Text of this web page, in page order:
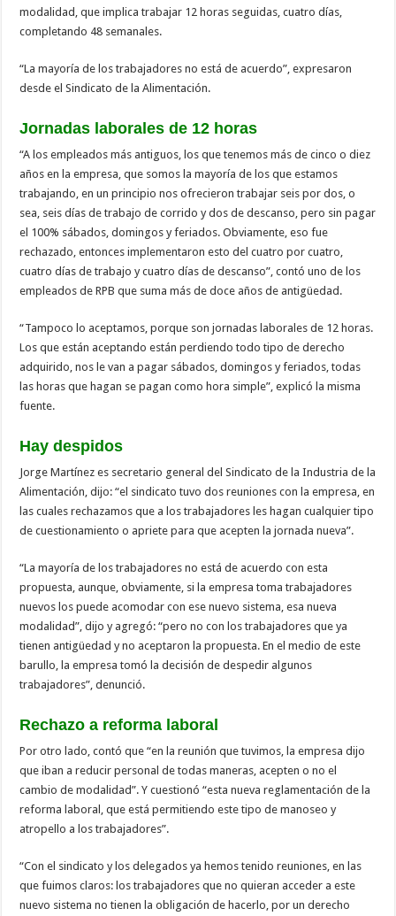
modalidad, que implica trabajar 12 horas seguidas, cuatro días,
completando 48 semanales.
“La mayoría de los trabajadores no está de acuerdo”, expresaron
desde el Sindicato de la Alimentación.
Jornadas laborales de 12 horas
“A los empleados más antiguos, los que tenemos más de cinco o diez
años en la empresa, que somos la mayoría de los que estamos
trabajando, en un principio nos ofrecieron trabajar seis por dos, o
sea, seis días de trabajo de corrido y dos de descanso, pero sin pagar
el 100% sábados, domingos y feriados. Obviamente, eso fue
rechazado, entonces implementaron esto del cuatro por cuatro,
cuatro días de trabajo y cuatro días de descanso”, contó uno de los
empleados de RPB que suma más de doce años de antigüedad.
“Tampoco lo aceptamos, porque son jornadas laborales de 12 horas.
Los que están aceptando están perdiendo todo tipo de derecho
adquirido, nos le van a pagar sábados, domingos y feriados, todas
las horas que hagan se pagan como hora simple”, explicó la misma
fuente.
Hay despidos
Jorge Martínez es secretario general del Sindicato de la Industria de la
Alimentación, dijo: “el sindicato tuvo dos reuniones con la empresa, en
las cuales rechazamos que a los trabajadores les hagan cualquier tipo
de cuestionamiento o apriete para que acepten la jornada nueva”.
“La mayoría de los trabajadores no está de acuerdo con esta
propuesta, aunque, obviamente, si la empresa toma trabajadores
nuevos los puede acomodar con ese nuevo sistema, esa nueva
modalidad”, dijo y agregó: “pero no con los trabajadores que ya
tienen antigüedad y no aceptaron la propuesta. En el medio de este
barullo, la empresa tomó la decisión de despedir algunos
trabajadores”, denunció.
Rechazo a reforma laboral
Por otro lado, contó que “en la reunión que tuvimos, la empresa dijo
que iban a reducir personal de todas maneras, acepten o no el
cambio de modalidad”. Y cuestionó “esta nueva reglamentación de la
reforma laboral, que está permitiendo este tipo de manoseo y
atropello a los trabajadores”.
“Con el sindicato y los delegados ya hemos tenido reuniones, en las
que fuimos claros: los trabajadores que no quieran acceder a este
nuevo sistema no tienen la obligación de hacerlo, por un derecho